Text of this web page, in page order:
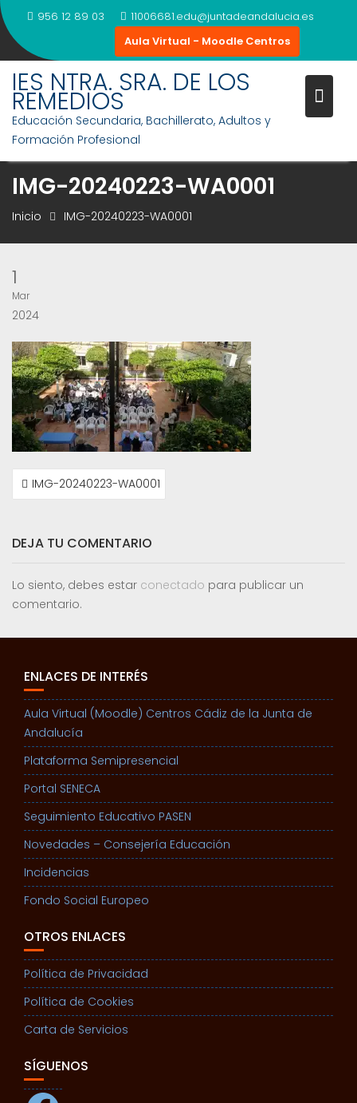
Saltar
al
contenido
956 12 89 03
11006681.edu@juntadeandalucia.es
Aula Virtual - Moodle Centros
IES NTRA. SRA. DE LOS
REMEDIOS
Educación Secundaria, Bachillerato, Adultos y
Formación Profesional
IMG-20240223-WA0001
Inicio IMG-20240223-WA0001
1
Mar
2024
NAVEGACIÓN
DEIMG-20240223-WA0001
DEJA TU COMENTARIO
Lo siento, debes estar conectado para publicar un
comentario.
ENLACES DE INTERÉS
Aula Virtual (Moodle) Centros Cádiz de la Junta de
Andalucía
Plataforma Semipresencial
Portal SENECA
Seguimiento Educativo PASEN
Novedades – Consejería Educación
Incidencias
Fondo Social Europeo
OTROS ENLACES
Política de Privacidad
Política de Cookies
Carta de Servicios
SÍGUENOS
Facebook